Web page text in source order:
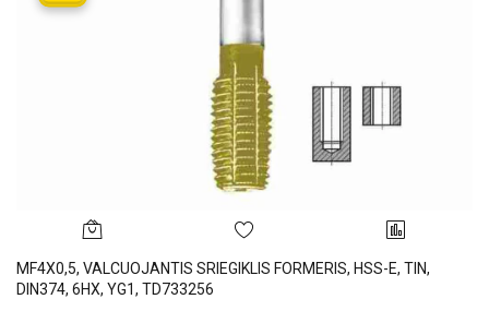
MF4X0,5, VALCUOJANTIS SRIEGIKLIS FORMERIS, HSS-E, TIN,
DIN374, 6HX, YG1, TD733256